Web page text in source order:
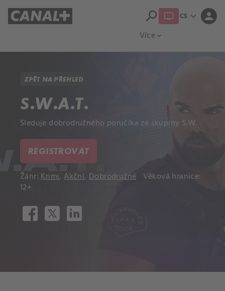
Více expand_more
search CS expand_more person
ZPĚT NA PŘEHLED
S.W.A.T.
Sleduje dobrodružného poručíka ze skupiny S.W.
REGISTROVAT
Žánr:Krimi,Akční,Dobrodružné Věková hranice:
12+